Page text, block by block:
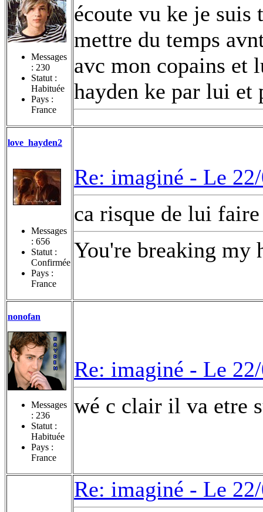
Messages
: 230
Statut :
Habituée
Pays :
France
écoute vu ke je
mettre du temps
avc mon copains et
hayden ke par lui
love_hayden2
Messages
: 656
Statut :
Confirmée
Pays :
France
Re: imaginé - Le
ca risque de lui
You're breaking my
nonofan
Messages
: 236
Statut :
Habituée
Pays :
France
Re: imaginé - Le
wé c clair il va etre
Re: imaginé - Le